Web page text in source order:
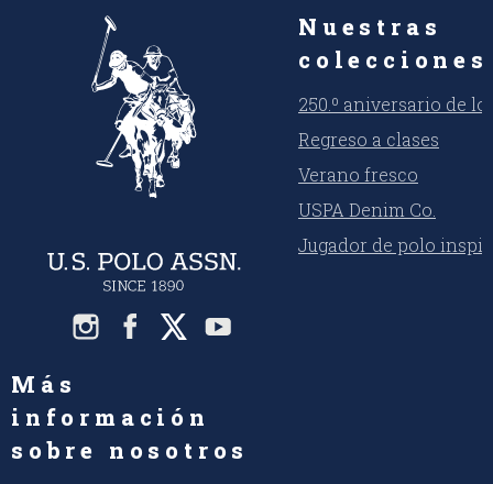
Nuestras
colecciones
250.º aniversario de
Regreso a clases
Verano fresco
USPA Denim Co.
Jugador de polo
Más
información
sobre nosotros